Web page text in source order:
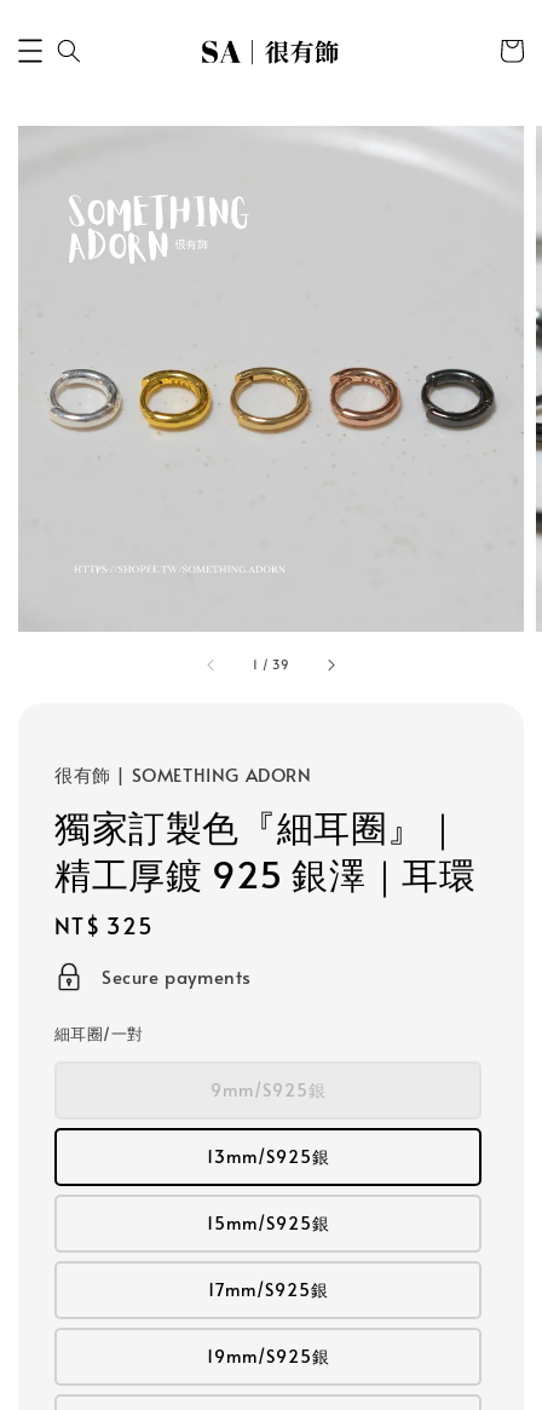
1 /39
很有飾 | SOMETHING ADORN
獨家訂製色『細耳圈』｜
精工厚鍍 925 銀澤｜耳環
Regular
price
NT$ 325
Secure payments
細耳圈/一對
9mm/S925銀
13mm/S925銀
15mm/S925銀
17mm/S925銀
19mm/S925銀